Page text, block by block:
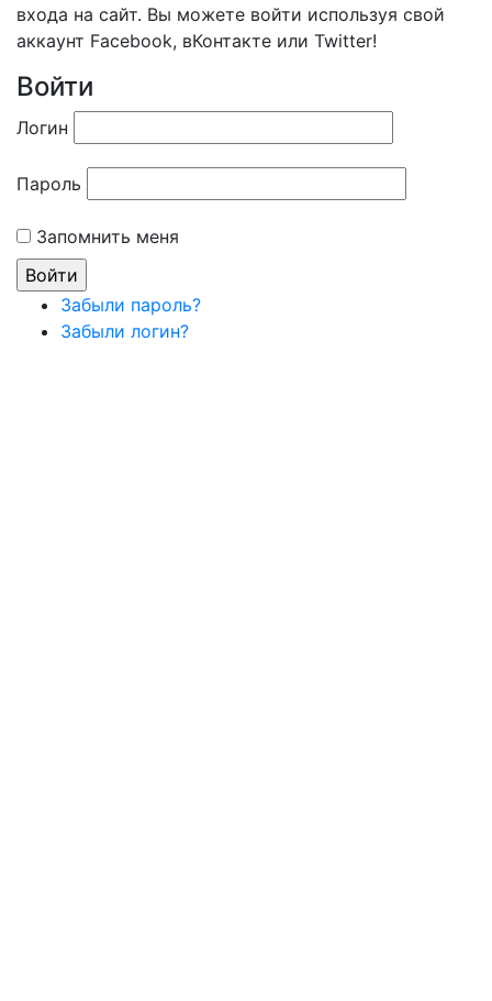
входа на сайт. Вы можете войти используя свой
аккаунт Facebook, вКонтакте или Twitter!
Войти
Логин
Пароль
Запомнить меня
Забыли пароль?
Забыли логин?